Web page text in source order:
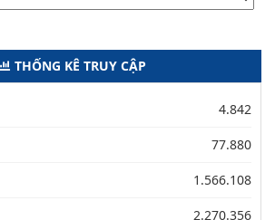
THỐNG KÊ TRUY CẬP
4.842
77.880
1.566.108
2.270.356